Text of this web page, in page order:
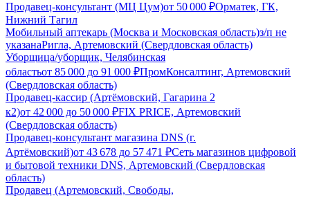
Продавец-консультант (МЦ Цум)от 50 000 ₽Орматек, ГК,
Нижний Тагил
Мобильный аптекарь (Москва и Московская область)з/п не
указанаРигла, Артемовский (Свердловская область)
Уборщица/уборщик, Челябинская
областьот 85 000 до 91 000 ₽ПромКонсалтинг, Артемовский
(Свердловская область)
Продавец-кассир (Артёмовский, Гагарина 2
к2)от 42 000 до 50 000 ₽FIX PRICE, Артемовский
(Свердловская область)
Продавец-консультант магазина DNS (г.
Артёмовский)от 43 678 до 57 471 ₽Сеть магазинов цифровой
и бытовой техники DNS, Артемовский (Свердловская
область)
Продавец (Артемовский, Свободы,